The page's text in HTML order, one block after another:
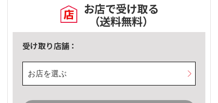
お店で受け取る
（送料無料）
受け取り店舗：
お店を選ぶ